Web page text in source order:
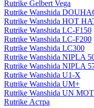
Rutrike Gelbert Vega
Rutrike Wanshida
Rutrike Wanshida HOT
Rutrike Wanshida LC-F150
Rutrike Wanshida LC-F200
Rutrike Wanshida LC300
Rutrike Wanshida NIPLA
Rutrike Wanshida NIPLA
Rutrike Wanshida U1-X
Rutrike Wanshida UM+
Rutrike Wanshida UN
Rutrike Астра